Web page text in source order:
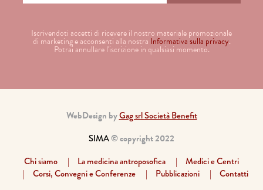
Iscrivendoti accetti di ricevere il nostro materiale promozionale
di marketing e acconsenti alla nostra Informativa sulla privacy.
Potrai annullare l'iscrizione in qualsiasi momento.
WebDesign byGag srl Società Benefit
SIMA© copyright 2022
Chi siamo
La medicina antroposofica
Medici e Centri
Corsi, Convegni e Conferenze
Pubblicazioni Contatti